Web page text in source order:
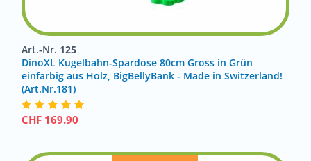
Art.-Nr. 125
DinoXL Kugelbahn-Spardose 80cm Gross in Grün
einfarbig aus Holz, BigBellyBank - Made in Switzerland!
(Art.Nr.181)
CHF 169.90